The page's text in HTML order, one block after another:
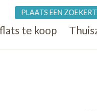
te koop
PLAATS EEN